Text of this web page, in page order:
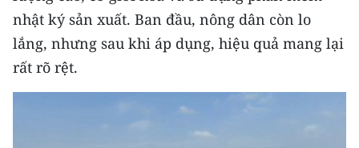
nhật ký sản xuất. Ban đầu, nông dân còn lo
lắng, nhưng sau khi áp dụng, hiệu quả mang lại
rất rõ rệt.